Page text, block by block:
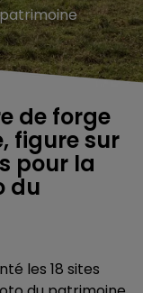
de forge
figure sur
pour la
du
les 18 sites